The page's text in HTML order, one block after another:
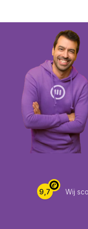
9,7 Wij